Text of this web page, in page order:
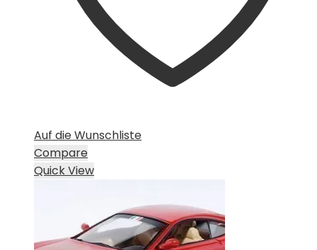
Auf die Wunschliste
Compare
Quick View